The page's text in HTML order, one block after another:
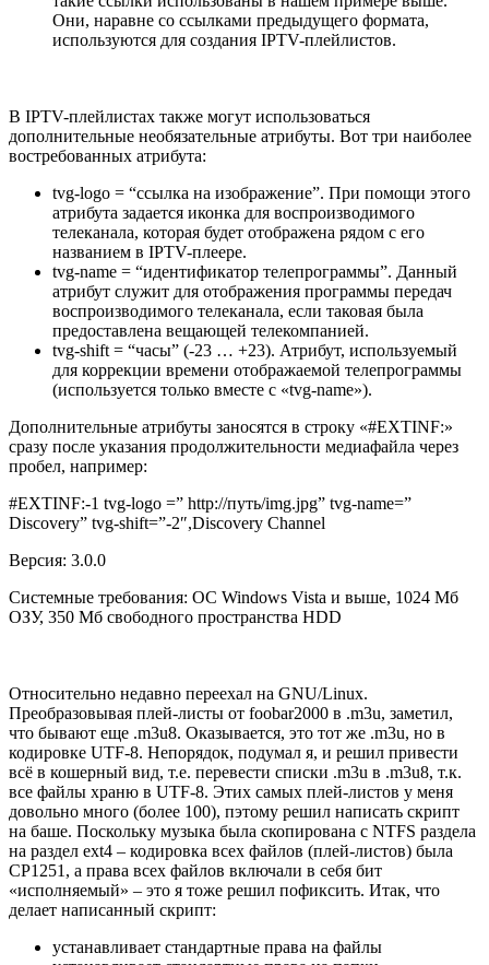
Они, наравне со ссылками предыдущего формата,
используются для создания IPTV-плейлистов.
В IPTV-плейлистах также могут использоваться
дополнительные необязательные атрибуты. Вот три наиболее
востребованных атрибута:
tvg-logo = “ссылка на изображение”. При помощи этого
атрибута задается иконка для воспроизводимого
телеканала, которая будет отображена рядом с его
названием в IPTV-плеере.
tvg-name = “идентификатор телепрограммы”. Данный
атрибут служит для отображения программы передач
воспроизводимого телеканала, если таковая была
предоставлена вещающей телекомпанией.
tvg-shift = “часы” (-23 … +23). Атрибут, используемый
для коррекции времени отображаемой телепрограммы
(используется только вместе с «tvg-name»).
Дополнительные атрибуты заносятся в строку «#EXTINF:»
сразу после указания продолжительности медиафайла через
пробел, например:
#EXTINF:-1 tvg-logo =” http://путь/img.jpg” tvg-name=”
Discovery” tvg-shift=”-2″,Discovery Channel
Версия: 3.0.0
Системные требования: ОС Windows Vista и выше, 1024 Мб
ОЗУ, 350 Мб свободного пространства HDD
Относительно недавно переехал на GNU/Linux.
Преобразовывая плей-листы от foobar2000 в .m3u, заметил,
что бывают еще .m3u8. Оказывается, это тот же .m3u, но в
кодировке UTF-8. Непорядок, подумал я, и решил привести
всё в кошерный вид, т.е. перевести списки .m3u в .m3u8, т.к.
все файлы храню в UTF-8. Этих самых плей-листов у меня
довольно много (более 100), пэтому решил написать скрипт
на баше. Поскольку музыка была скопирована с NTFS раздела
на раздел ext4 – кодировка всех файлов (плей-листов) была
CP1251, а права всех файлов включали в себя бит
«исполняемый» – это я тоже решил пофиксить. Итак, что
делает написанный скрипт:
устанавливает стандартные права на файлы